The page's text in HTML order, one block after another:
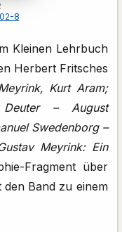
8
Kleinen Lehrbuch
Herbert Fritsches
Kurt Aram;
– August
Swedenborg –
Meyrink: Ein
Fragment über
Band zu einem